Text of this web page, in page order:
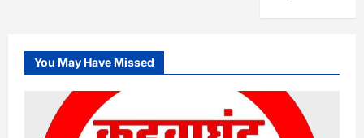
You May Have Missed